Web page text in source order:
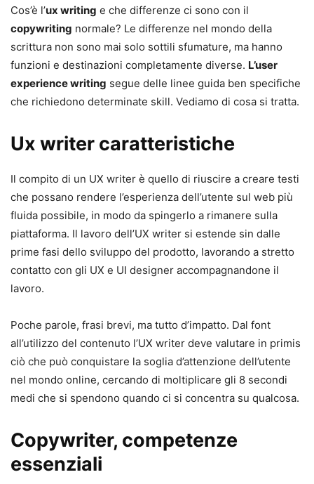
Cos’è l’ux writing e che differenze ci sono con il
copywriting normale? Le differenze nel mondo della
scrittura non sono mai solo sottili sfumature, ma hanno
funzioni e destinazioni completamente diverse. L’user
experience writing segue delle linee guida ben specifiche
che richiedono determinate skill. Vediamo di cosa si tratta.
Ux writer caratteristiche
Il compito di un UX writer è quello di riuscire a creare testi
che possano rendere l’esperienza dell’utente sul web più
fluida possibile, in modo da spingerlo a rimanere sulla
piattaforma. Il lavoro dell’UX writer si estende sin dalle
prime fasi dello sviluppo del prodotto, lavorando a stretto
contatto con gli UX e UI designer accompagnandone il
lavoro.
Poche parole, frasi brevi, ma tutto d’impatto. Dal font
all’utilizzo del contenuto l’UX writer deve valutare in primis
ciò che può conquistare la soglia d’attenzione dell’utente
nel mondo online, cercando di moltiplicare gli 8 secondi
medi che si spendono quando ci si concentra su qualcosa.
Copywriter, competenze
essenziali